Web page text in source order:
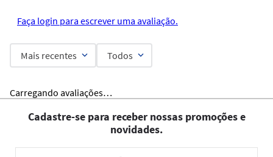
Faça login para escrever uma avaliação.
Mais recentes Todos
Carregando avaliações…
Cadastre-se para receber nossas promoções e
novidades.